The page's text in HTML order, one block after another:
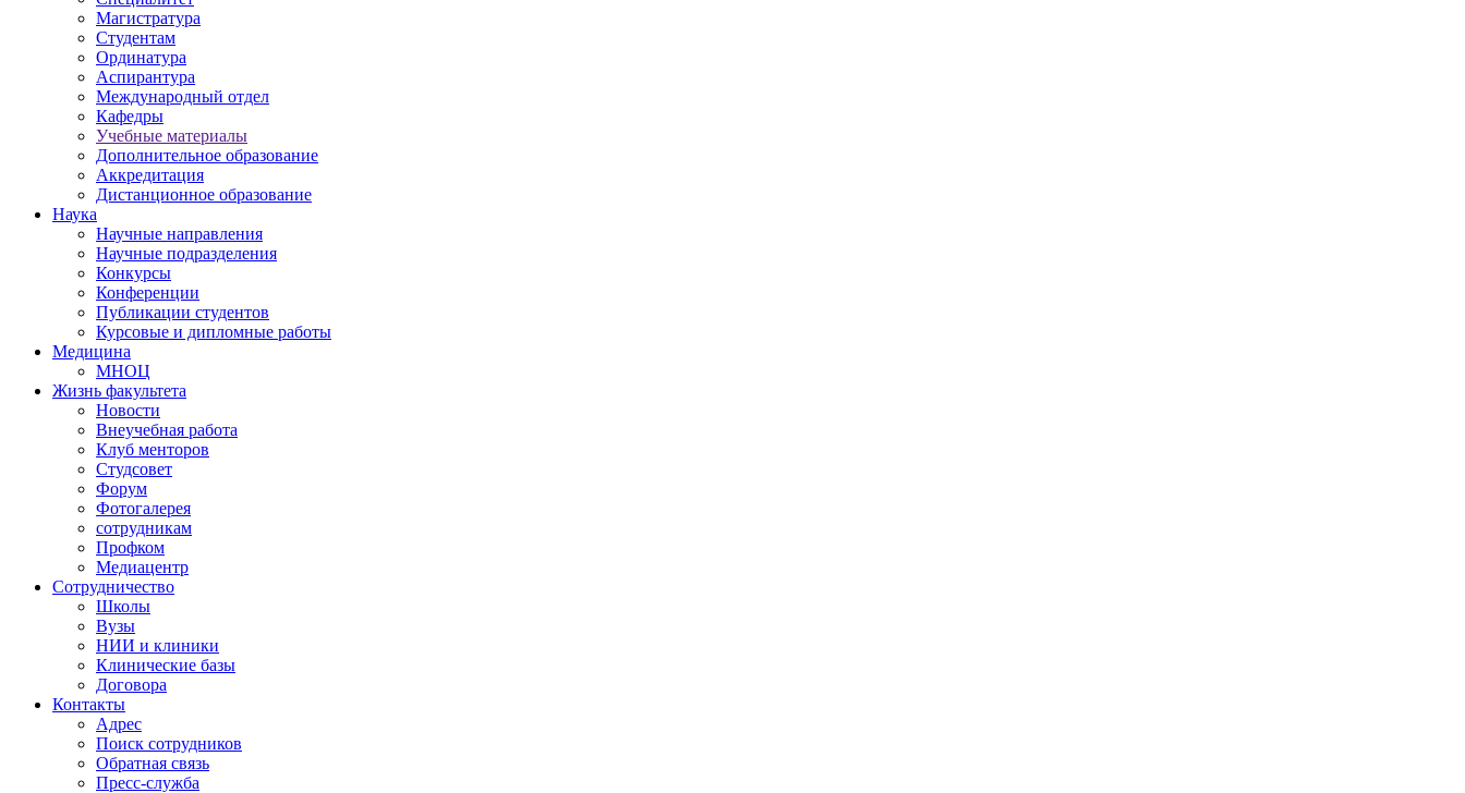
Магистратура
Студентам
Ординатура
Аспирантура
Международный отдел
Кафедры
Учебные материалы
Дополнительное образование
Аккредитация
Дистанционное образование
Наука
Научные направления
Научные подразделения
Конкурсы
Конференции
Публикации студентов
Курсовые и дипломные работы
Медицина
МНОЦ
Жизнь факультета
Новости
Внеучебная работа
Клуб менторов
Студсовет
Форум
Фотогалерея
сотрудникам
Профком
Медиацентр
Сотрудничество
Школы
Вузы
НИИ и клиники
Клинические базы
Договора
Контакты
Адрес
Поиск сотрудников
Обратная связь
Пресс-служба